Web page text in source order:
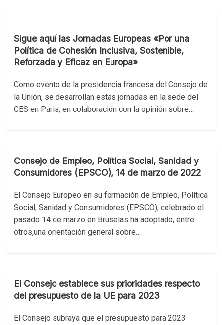
Sigue aquí las Jornadas Europeas «Por una
Política de Cohesión Inclusiva, Sostenible,
Reforzada y Eficaz en Europa»
Como evento de la presidencia francesa del Consejo de
la Unión, se desarrollan estas jornadas en la sede del
CES en Paris, en colaboración con la opinión sobre…
Consejo de Empleo, Política Social, Sanidad y
Consumidores (EPSCO), 14 de marzo de 2022
El Consejo Europeo en su formación de Empleo, Política
Social, Sanidad y Consumidores (EPSCO), celebrado el
pasado 14 de marzo en Bruselas ha adoptado, entre
otros,una orientación general sobre…
El Consejo establece sus prioridades respecto
del presupuesto de la UE para 2023
El Consejo subraya que el presupuesto para 2023